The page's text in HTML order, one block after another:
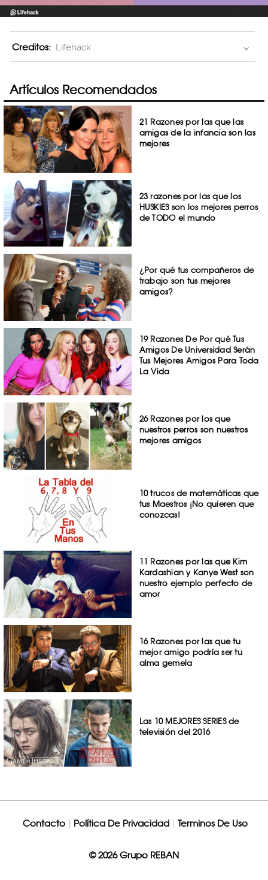
Creditos: Lifehack
Artículos Recomendados
21 Razones por las que las
amigas de la infancia son las
mejores
23 razones por las que los
HUSKIES son los mejores perros
de TODO el mundo
¿Por qué tus compañeros de
trabajo son tus mejores
amigos?
19 Razones De Por qué Tus
Amigos De Universidad Serán
Tus Mejores Amigos Para Toda
La Vida
26 Razones por los que
nuestros perros son nuestros
mejores amigos
10 trucos de matemáticas que
tus Maestros ¡No quieren que
conozcas!
11 Razones por las que Kim
Kardashian y Kanye West son
nuestro ejemplo perfecto de
amor
16 Razones por las que tu
mejor amigo podría ser tu
alma gemela
Las 10 MEJORES SERIES de
televisión del 2016
Contacto Política De Privacidad Terminos De Uso
© 2026 Grupo REBAN